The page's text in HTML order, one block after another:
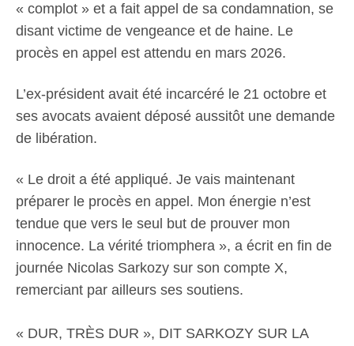
« complot » et a fait appel de sa condamnation, se
disant victime de vengeance et de haine. Le
procès en appel est attendu en mars 2026.
L’ex-président avait été incarcéré le 21 octobre et
ses avocats avaient déposé aussitôt une demande
de libération.
« Le droit a été appliqué. Je vais maintenant
préparer le procès en appel. Mon énergie n’est
tendue que vers le seul but de prouver mon
innocence. La vérité triomphera », a écrit en fin de
journée Nicolas Sarkozy sur son compte X,
remerciant par ailleurs ses soutiens.
« DUR, TRÈS DUR », DIT SARKOZY SUR LA